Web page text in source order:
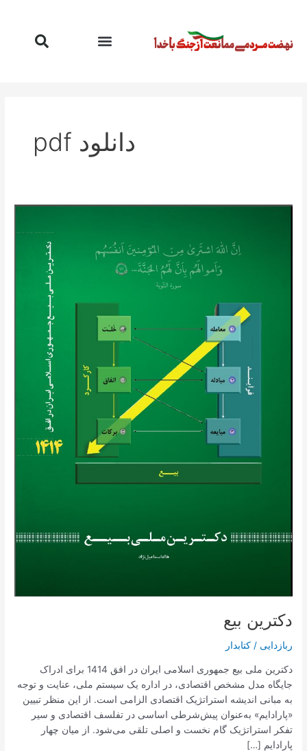
دانلود pdf
دکترین بیع
ربازدایی /کتابدار
دکترین ملی بیع جمهوری اسلامی ایران در افق 1414 برای ادراک
جایگاه مدل مشخص اقتصادی، در اداره یک سیستم ملی، عنایت و توجه
به مبانی اندیشه استراتژیک اقتصادی الزامی است. از این منظر تبیین
«پارادایم» به‌عنوان پیش‌شرطی اساسی در تفلسف اقتصادی و سیر
تفکر استراتژیک گام نخست و اصلی تلقی می‌شود. از میان چهار
پارادایم […]